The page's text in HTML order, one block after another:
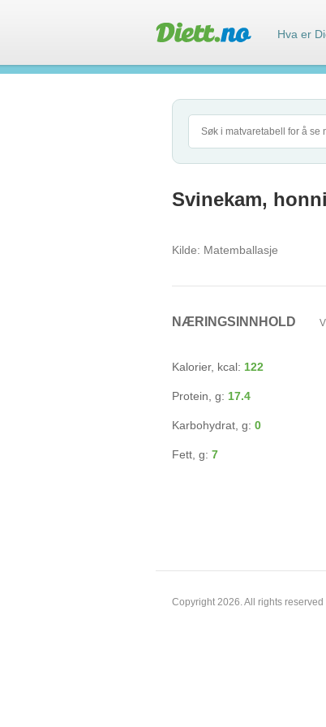
Svinekam,
Kilde: Matemballasje
NÆRINGSINNHOLD
Kalorier, kcal: 122
Protein, g: 17.4
Karbohydrat, g: 0
Fett, g: 7
Copyright 2026. All rights reserved
Hva er